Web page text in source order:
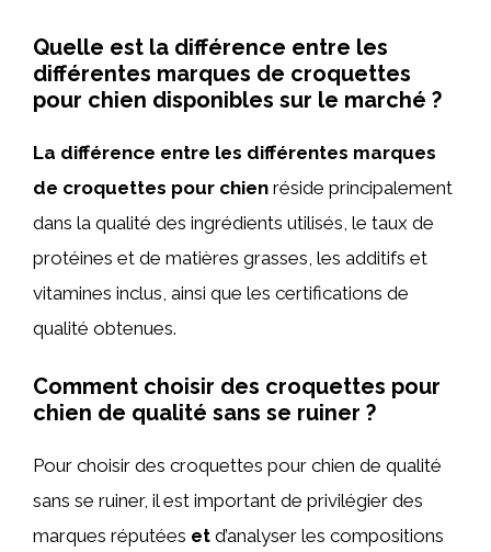
Quelle est la différence entre les
différentes marques de croquettes
pour chien disponibles sur le marché ?
La différence entre les différentes marques
de croquettes pour chien réside principalement
dans la qualité des ingrédients utilisés, le taux de
protéines et de matières grasses, les additifs et
vitamines inclus, ainsi que les certifications de
qualité obtenues.
Comment choisir des croquettes pour
chien de qualité sans se ruiner ?
Pour choisir des croquettes pour chien de qualité
sans se ruiner, il est important de privilégier des
marques réputées et d’analyser les compositions